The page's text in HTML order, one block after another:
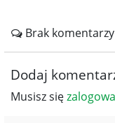
Brak komentarzy
Dodaj
Musisz się